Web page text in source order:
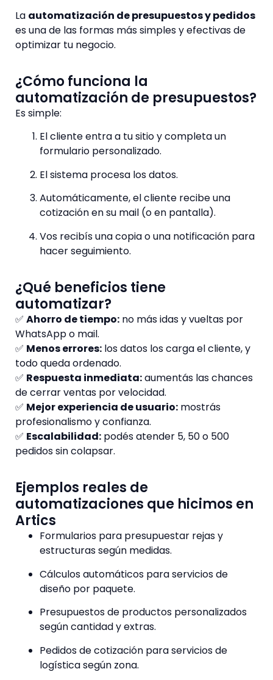
La automatización de presupuestos y pedidos
es una de las formas más simples y efectivas de
optimizar tu negocio.
¿Cómo funciona la
automatización de presupuestos?
Es simple:
El cliente entra a tu sitio y completa un
formulario personalizado.
El sistema procesa los datos.
Automáticamente, el cliente recibe una
cotización en su mail (o en pantalla).
Vos recibís una copia o una notificación para
hacer seguimiento.
¿Qué beneficios tiene
automatizar?
✅ Ahorro de tiempo: no más idas y vueltas por
WhatsApp o mail.
✅ Menos errores: los datos los carga el cliente, y
todo queda ordenado.
✅ Respuesta inmediata:aumentás las chances
de cerrar ventas por velocidad.
✅ Mejor experiencia de usuario: mostrás
profesionalismo y confianza.
✅ Escalabilidad: podés atender 5, 50 o 500
pedidos sin colapsar.
Ejemplos reales de
automatizaciones que hicimos en
Artics
Formularios para presupuestar rejas y
estructuras según medidas.
Cálculos automáticos para servicios de
diseño por paquete.
Presupuestos de productos personalizados
según cantidad y extras.
Pedidos de cotización para servicios de
logística según zona.